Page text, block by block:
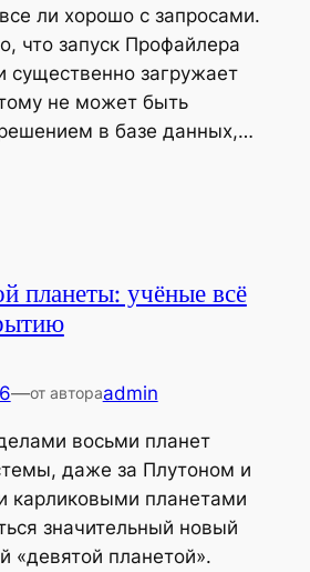
ли хорошо с запросами.
что запуск Профайлера
существенно загружает
не может быть
в базе данных,…
планеты: учёные всё
—от автораadmin
восьми планет
даже за Плутоном и
карликовыми планетами
значительный новый
«девятой планетой».